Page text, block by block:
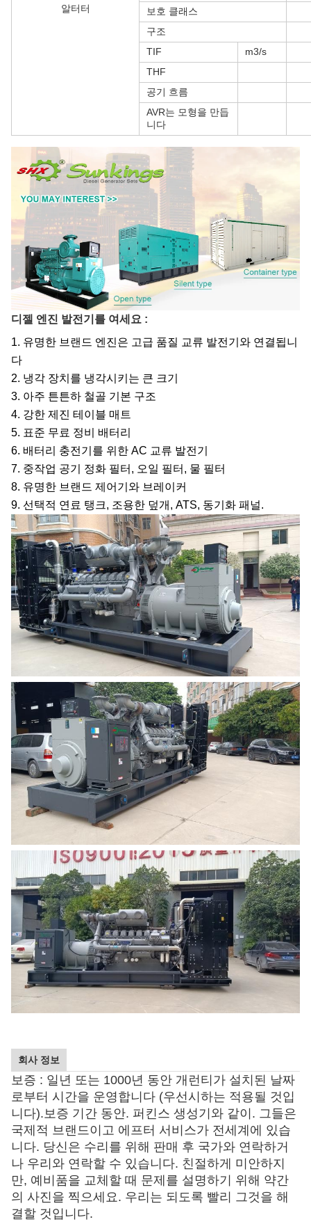
알터터
보호 클래스
구조
TIF
m3/s
THF
공기 흐름
AVR는 모형을 만듭
니다
디젤 엔진 발전기를 여세요 :
1. 유명한 브랜드 엔진은 고급 품질 교류 발전기와 연결됩니
다
2. 냉각 장치를 냉각시키는 큰 크기
3. 아주 튼튼하 철골 기본 구조
4. 강한 제진 테이블 매트
5. 표준 무료 정비 배터리
6. 배터리 충전기를 위한 AC 교류 발전기
7. 중작업 공기 정화 필터, 오일 필터, 물 필터
8. 유명한 브랜드 제어기와 브레이커
9. 선택적 연료 탱크, 조용한 덮개, ATS, 동기화 패널.
회사 정보
보증 : 일년 또는 1000년 동안 개런티가 설치된 날짜
로부터 시간을 운영합니다 (우선시하는 적용될 것입
니다).보증 기간 동안. 퍼킨스 생성기와 같이. 그들은
국제적 브랜드이고 에프터 서비스가 전세계에 있습
니다. 당신은 수리를 위해 판매 후 국가와 연락하거
나 우리와 연락할 수 있습니다. 친절하게 미안하지
만, 예비품을 교체할 때 문제를 설명하기 위해 약간
의 사진을 찍으세요. 우리는 되도록 빨리 그것을 해
결할 것입니다.